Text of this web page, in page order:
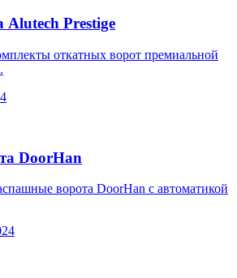
Alutech Prestige
откатных ворот премиальной
DoorHan
ворота DoorHan с автоматикой